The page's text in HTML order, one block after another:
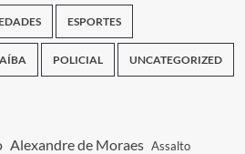
ESPORTES
POLICIAL UNCATEGORIZED
Alexandre de Moraes Assalto